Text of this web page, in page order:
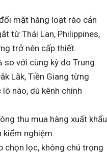
mặt hàng loạt rào cản
từ Thái Lan, Philippines,
trở nên cấp thiết.
so với cùng kỳ do Trung
Lăk, Tiền Giang từng
nào, dù kênh chính
thu mua hàng xuất khẩu
kiểm nghiệm.
chọn lọc, không chú trọng